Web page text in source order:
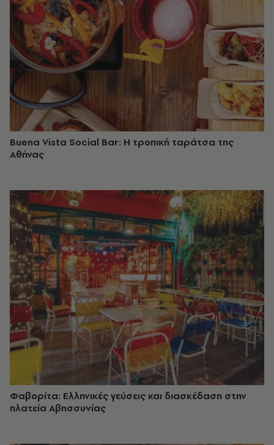
Buena Vista Social Bar: Η τροπική ταράτσα της
Αθήνας
Φαβορίτα: Ελληνικές γεύσεις και διασκέδαση στην
πλατεία Αβησσυνίας